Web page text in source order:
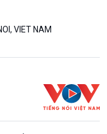
VIET NAM